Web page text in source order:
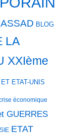
BLOG
LA
XXIème
ETAT-UNIS
économique
GUERRES
ETAT